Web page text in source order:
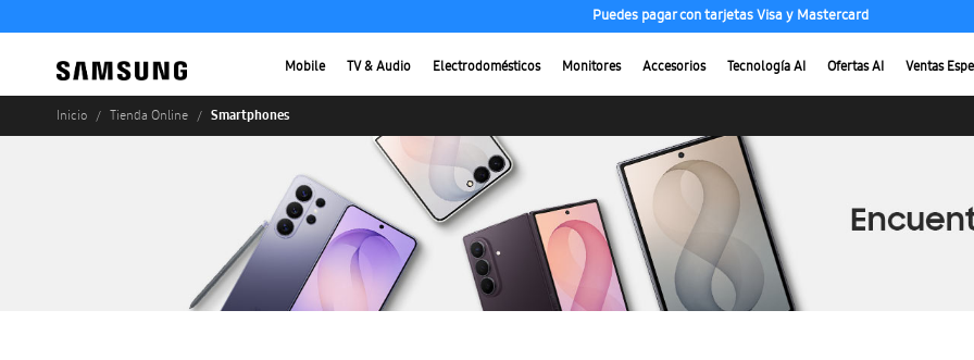
Puedes pagar con tarjetas Visa y Mastercard
Mobile TV & Audio Electrodomésticos Monitores Accesorios Tecnología AI Ofertas AI Ventas
Inicio Tienda Online Smartphones